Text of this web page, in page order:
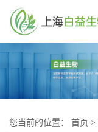
您当前的位置： 首页 >